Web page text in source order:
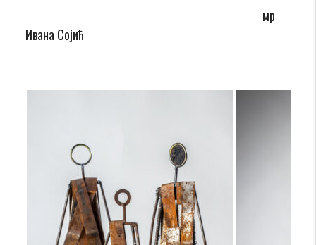
мр
Ивана Сојић